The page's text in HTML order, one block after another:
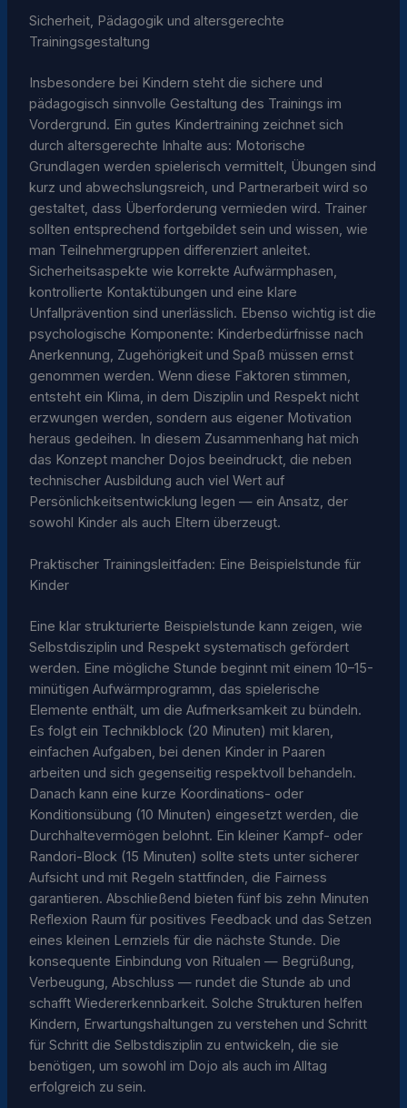
Sicherheit, Pädagogik und altersgerechte
Trainingsgestaltung
Insbesondere bei Kindern steht die sichere und
pädagogisch sinnvolle Gestaltung des Trainings im
Vordergrund. Ein gutes Kindertraining zeichnet sich
durch altersgerechte Inhalte aus: Motorische
Grundlagen werden spielerisch vermittelt, Übungen sind
kurz und abwechslungsreich, und Partnerarbeit wird so
gestaltet, dass Überforderung vermieden wird. Trainer
sollten entsprechend fortgebildet sein und wissen, wie
man Teilnehmergruppen differenziert anleitet.
Sicherheitsaspekte wie korrekte Aufwärmphasen,
kontrollierte Kontaktübungen und eine klare
Unfallprävention sind unerlässlich. Ebenso wichtig ist die
psychologische Komponente: Kinderbedürfnisse nach
Anerkennung, Zugehörigkeit und Spaß müssen ernst
genommen werden. Wenn diese Faktoren stimmen,
entsteht ein Klima, in dem Disziplin und Respekt nicht
erzwungen werden, sondern aus eigener Motivation
heraus gedeihen. In diesem Zusammenhang hat mich
das Konzept mancher Dojos beeindruckt, die neben
technischer Ausbildung auch viel Wert auf
Persönlichkeitsentwicklung legen — ein Ansatz, der
sowohl Kinder als auch Eltern überzeugt.
Praktischer Trainingsleitfaden: Eine Beispielstunde für
Kinder
Eine klar strukturierte Beispielstunde kann zeigen, wie
Selbstdisziplin und Respekt systematisch gefördert
werden. Eine mögliche Stunde beginnt mit einem 10–15-
minütigen Aufwärmprogramm, das spielerische
Elemente enthält, um die Aufmerksamkeit zu bündeln.
Es folgt ein Technikblock (20 Minuten) mit klaren,
einfachen Aufgaben, bei denen Kinder in Paaren
arbeiten und sich gegenseitig respektvoll behandeln.
Danach kann eine kurze Koordinations- oder
Konditionsübung (10 Minuten) eingesetzt werden, die
Durchhaltevermögen belohnt. Ein kleiner Kampf- oder
Randori-Block (15 Minuten) sollte stets unter sicherer
Aufsicht und mit Regeln stattfinden, die Fairness
garantieren. Abschließend bieten fünf bis zehn Minuten
Reflexion Raum für positives Feedback und das Setzen
eines kleinen Lernziels für die nächste Stunde. Die
konsequente Einbindung von Ritualen — Begrüßung,
Verbeugung, Abschluss — rundet die Stunde ab und
schafft Wiedererkennbarkeit. Solche Strukturen helfen
Kindern, Erwartungshaltungen zu verstehen und Schritt
für Schritt die Selbstdisziplin zu entwickeln, die sie
benötigen, um sowohl im Dojo als auch im Alltag
erfolgreich zu sein.